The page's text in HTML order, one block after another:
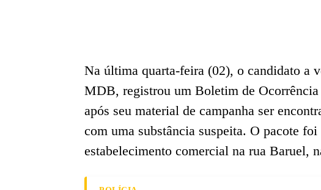
Na última quarta-feira (02), o candidato a
MDB, registrou um Boletim de
após seu material de campanha ser
com uma substância suspeita. O pacote
estabelecimento comercial na rua Baruel,